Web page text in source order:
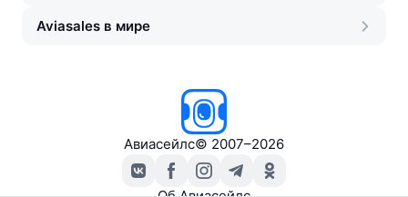
Aviasales в мире
Авиасейлс© 2007–2026